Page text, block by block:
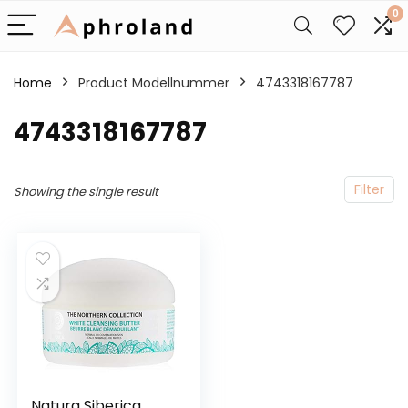
0
Home Product Modellnummer ‎4743318167787
‎4743318167787
Filter
Showing the single result